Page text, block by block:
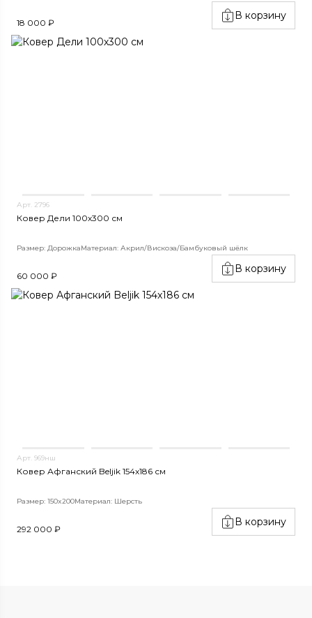
18 000 ₽
В корзину
Арт. 2796
Ковер Дели 100х300 см
Размер: ДорожкаМатериал: Акрил/Вискоза/Бамбуковый шёлк
60 000 ₽
В корзину
Арт. 969нш
Ковер Афганский Beljik 154x186 см
Размер: 150x200Материал: Шерсть
292 000 ₽
В корзину